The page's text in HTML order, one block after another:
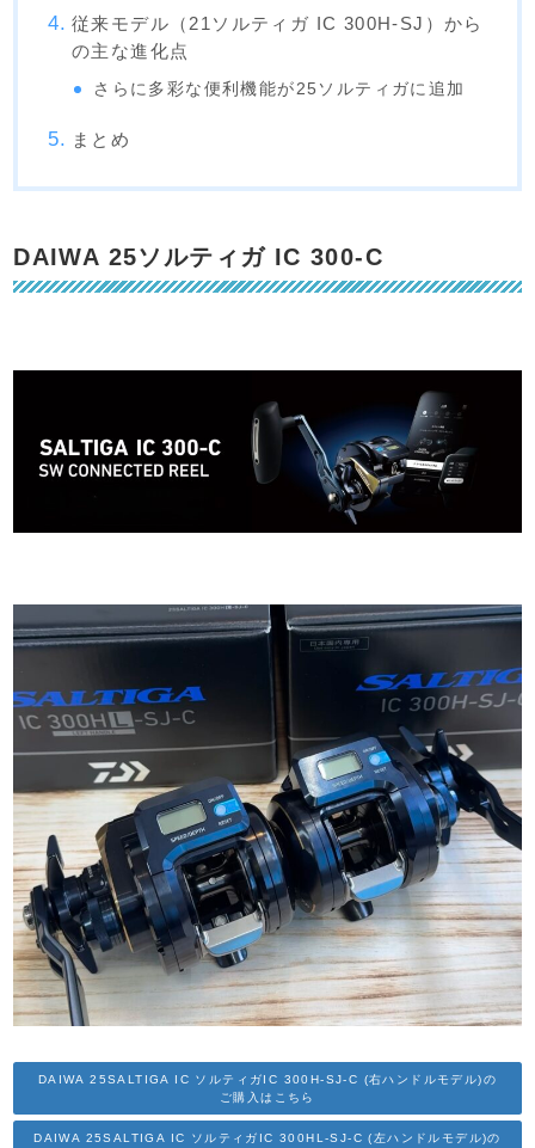
従来モデル（21ソルティガ IC 300H-SJ）から
の主な進化点
さらに多彩な便利機能が25ソルティガに追加
まとめ
DAIWA 25ソルティガ IC 300-C
DAIWA 25SALTIGA IC ソルティガIC 300H-SJ-C (右ハンドルモデル)の
ご購入はこちら
DAIWA 25SALTIGA IC ソルティガIC 300HL-SJ-C (左ハンドルモデル)の